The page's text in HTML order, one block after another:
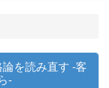
を読み直す -客
-